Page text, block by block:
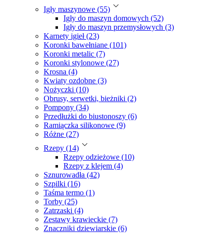
Igły maszynowe (55)
Igły do maszyn domowych (52)
Igły do maszyn przemysłowych (3)
Karnety igieł (23)
Koronki bawełniane (101)
Koronki metalic (7)
Koronki stylonowe (27)
Krosna (4)
Kwiaty ozdobne (3)
Nożyczki (10)
Obrusy, serwetki, bieżniki (2)
Pompony (34)
Przedłużki do biustonoszy (6)
Ramiączka silikonowe (9)
Różne (27)
Rzepy (14)
Rzepy odzieżowe (10)
Rzepy z klejem (4)
Sznurowadła (42)
Szpilki (16)
Taśma termo (1)
Torby (25)
Zatrzaski (4)
Zestawy krawieckie (7)
Znaczniki dziewiarskie (6)